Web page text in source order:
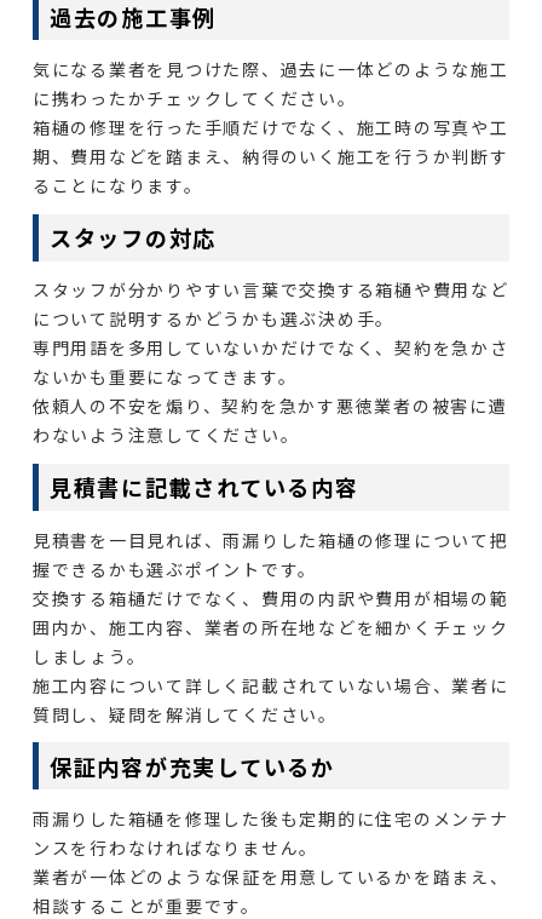
過去の施工事例
気になる業者を見つけた際、過去に一体どのような施工
に携わったかチェックしてください。
箱樋の修理を行った手順だけでなく、施工時の写真や工
期、費用などを踏まえ、納得のいく施工を行うか判断す
ることになります。
スタッフの対応
スタッフが分かりやすい言葉で交換する箱樋や費用など
について説明するかどうかも選ぶ決め手。
専門用語を多用していないかだけでなく、契約を急かさ
ないかも重要になってきます。
依頼人の不安を煽り、契約を急かす悪徳業者の被害に遭
わないよう注意してください。
見積書に記載されている内容
見積書を一目見れば、雨漏りした箱樋の修理について把
握できるかも選ぶポイントです。
交換する箱樋だけでなく、費用の内訳や費用が相場の範
囲内か、施工内容、業者の所在地などを細かくチェック
しましょう。
施工内容について詳しく記載されていない場合、業者に
質問し、疑問を解消してください。
保証内容が充実しているか
雨漏りした箱樋を修理した後も定期的に住宅のメンテナ
ンスを行わなければなりません。
業者が一体どのような保証を用意しているかを踏まえ、
相談することが重要です。